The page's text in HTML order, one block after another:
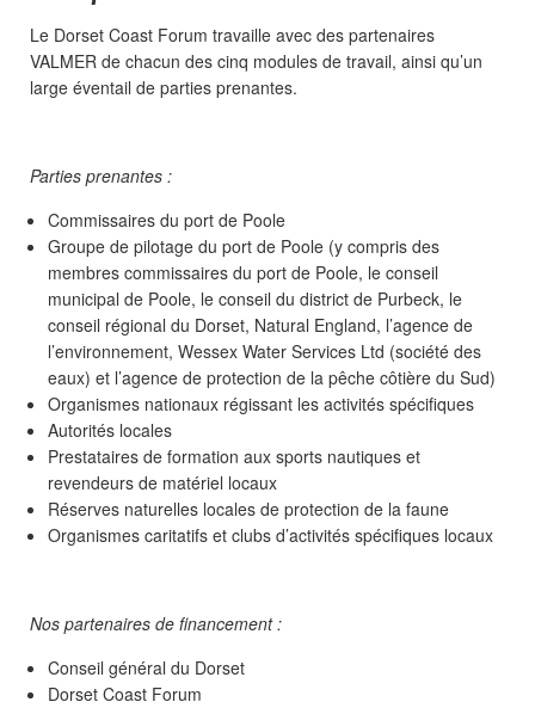
Le Dorset Coast Forum travaille avec des partenaires
VALMER de chacun des cinq modules de travail, ainsi qu’un
large éventail de parties prenantes.
Parties prenantes :
Commissaires du port de Poole
Groupe de pilotage du port de Poole (y compris des
membres commissaires du port de Poole, le conseil
municipal de Poole, le conseil du district de Purbeck, le
conseil régional du Dorset, Natural England, l’agence de
l’environnement, Wessex Water Services Ltd (société des
eaux) et l’agence de protection de la pêche côtière du Sud)
Organismes nationaux régissant les activités spécifiques
Autorités locales
Prestataires de formation aux sports nautiques et
revendeurs de matériel locaux
Réserves naturelles locales de protection de la faune
Organismes caritatifs et clubs d’activités spécifiques locaux
Nos partenaires de financement :
Conseil général du Dorset
Dorset Coast Forum